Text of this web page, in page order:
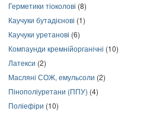
Герметики тіоколові (8)
Каучуки бутадієнові (1)
Каучуки уретанові (6)
Компаунди кремнійорганічні (10)
Латекси (2)
Масляні СОЖ, емульсоли (2)
Пінополіуретани (ППУ) (4)
Поліефіри (10)